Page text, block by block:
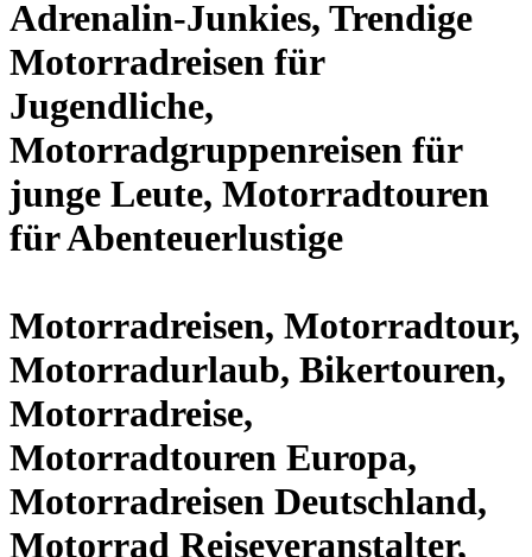
Adrenalin-Junkies, Trendige
Motorradreisen für
Jugendliche,
Motorradgruppenreisen für
junge Leute, Motorradtouren
für Abenteuerlustige
Motorradreisen, Motorradtour,
Motorradurlaub, Bikertouren,
Motorradreise,
Motorradtouren Europa,
Motorradreisen Deutschland,
Motorrad Reiseveranstalter,